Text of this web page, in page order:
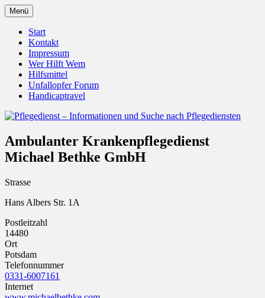
Zum
Inhalt
springen
Pflegedienst – Informationen
und Suche nach Pflegediensten
Unfallopfer – Hilfswerk
Menü
Start
Kontakt
Impressum
Wer Hilft Wem
Hilfsmittel
Unfallopfer Forum
Handicaptravel
Ambulanter Krankenpflegedienst
Michael Bethke GmbH
Strasse
Hans Albers Str. 1A
Postleitzahl
14480
Ort
Potsdam
Telefonnummer
0331-6007161
Internet